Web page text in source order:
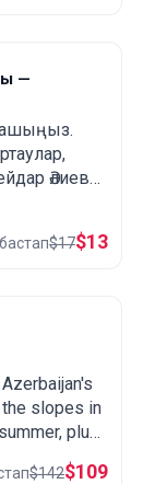
—
ашыңыз.
Әлиев
асты
бастап$17$13
slopes in
plus
$142$109